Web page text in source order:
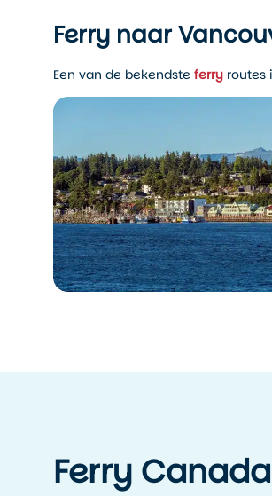
Ferry naar
Een van de bekendste ferry routes
Ferry